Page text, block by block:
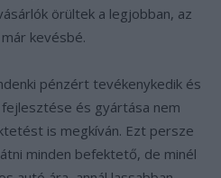
örültek a legjobban, az
kevésbé.
pénzért tevékenykedik és
és gyártása nem
is megkíván. Ezt persze
minden befektető, de minél